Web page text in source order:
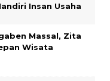
Insan Usaha
Massal, Zita
Wisata